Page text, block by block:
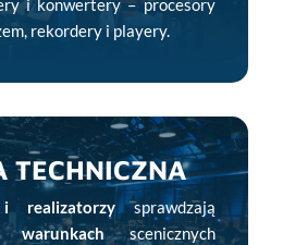
i konwertery – procesory
rekordery i playery.
TECHNICZNA
realizatorzysprawdzają
scenicznych